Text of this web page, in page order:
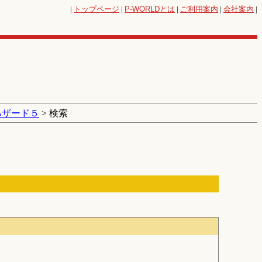
| トップページ | P-WORLDとは | ご利用案内 | 会社案内 |
ード５ > 検索